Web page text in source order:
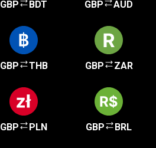
GBP BDT GBP AUD
GBP THB GBP ZAR
GBP PLN GBP BRL